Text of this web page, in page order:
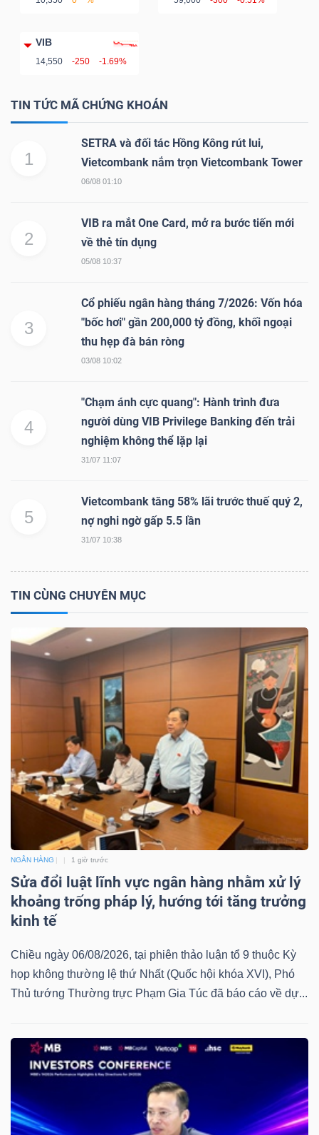
VIB
14,550 -250 -1.69%
TIN TỨC MÃ CHỨNG KHOÁN
1
SETRA và đối tác Hồng Kông rút lui,
Vietcombank nắm trọn Vietcombank Tower
06/08 01:10
2
VIB ra mắt One Card, mở ra bước tiến mới
về thẻ tín dụng
05/08 10:37
3
Cổ phiếu ngân hàng tháng 7/2026: Vốn hóa
"bốc hơi" gần 200,000 tỷ đồng, khối ngoại
thu hẹp đà bán ròng
03/08 10:02
4
"Chạm ánh cực quang": Hành trình đưa
người dùng VIB Privilege Banking đến trải
nghiệm không thể lặp lại
31/07 11:07
5
Vietcombank tăng 58% lãi trước thuế quý 2,
nợ nghi ngờ gấp 5.5 lần
31/07 10:38
TIN CÙNG CHUYÊN MỤC
NGÂN HÀNG 1 giờ trước
Sửa đổi luật lĩnh vực ngân hàng nhằm xử lý
khoảng trống pháp lý, hướng tới tăng trưởng
kinh tế
Chiều ngày 06/08/2026, tại phiên thảo luận tổ 9 thuộc Kỳ
họp không thường lệ thứ Nhất (Quốc hội khóa XVI), Phó
Thủ tướng Thường trực Phạm Gia Túc đã báo cáo về dự...